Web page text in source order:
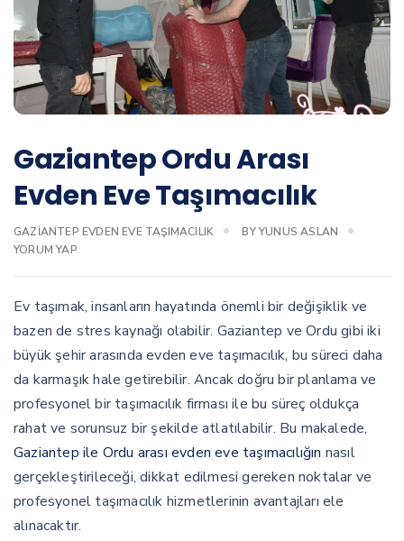
Gaziantep Ordu Arası
Evden Eve Taşımacılık
GAZIANTEP EVDEN EVE TAŞIMACILIK BYYUNUS ASLAN
YORUM YAP
Ev taşımak, insanların hayatında önemli bir değişiklik ve
bazen de stres kaynağı olabilir. Gaziantep ve Ordu gibi iki
büyük şehir arasında evden eve taşımacılık, bu süreci daha
da karmaşık hale getirebilir. Ancak doğru bir planlama ve
profesyonel bir taşımacılık firması ile bu süreç oldukça
rahat ve sorunsuz bir şekilde atlatılabilir. Bu makalede,
Gaziantep ile Ordu arası evden eve taşımacılığın nasıl
gerçekleştirileceği, dikkat edilmesi gereken noktalar ve
profesyonel taşımacılık hizmetlerinin avantajları ele
alınacaktır.